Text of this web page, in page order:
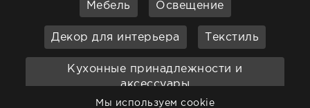
Мебель Освещение
Декор для интерьера Текстиль
Кухонные принадлежности и
аксессуары
Мы используем cookie